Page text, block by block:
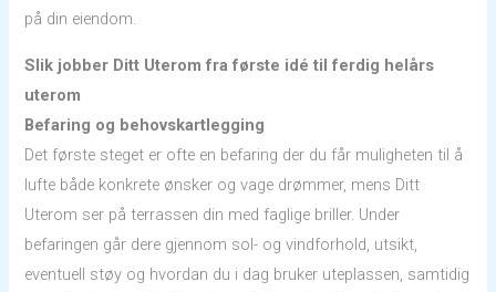
på din eiendom.
Slik jobber Ditt Uterom fra første idé til ferdig helårs
uterom
Befaring og behovskartlegging
Det første steget er ofte en befaring der du får muligheten til å
lufte både konkrete ønsker og vage drømmer, mens Ditt
Uterom ser på terrassen din med faglige briller. Under
befaringen går dere gjennom sol- og vindforhold, utsikt,
eventuell støy og hvordan du i dag bruker uteplassen, samtidig